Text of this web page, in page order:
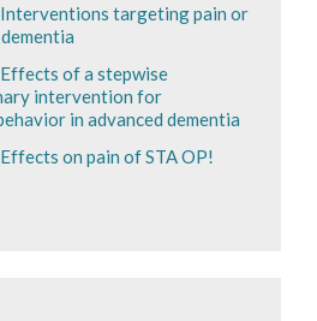
Interventions targeting pain or
of a stepwise
intervention for
in advanced dementia
on pain of STA OP!